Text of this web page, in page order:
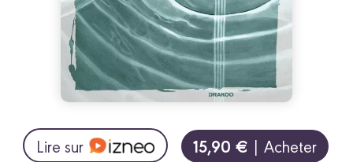
Lire sur 15,90 € | Acheter